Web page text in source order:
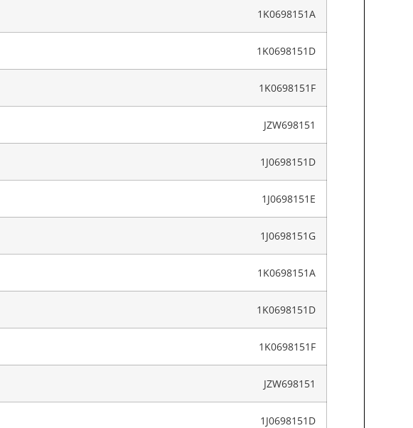
1K0698151A
1K0698151D
1K0698151F
JZW698151
1J0698151D
1J0698151E
1J0698151G
1K0698151A
1K0698151D
1K0698151F
JZW698151
1J0698151D